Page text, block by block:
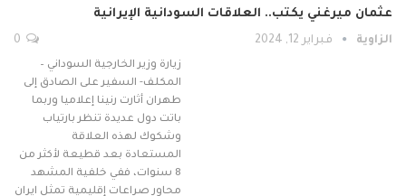
عثمان ميرغني يكتب.. العلاقات السودانية الإيرانية
الزاوية فبراير 12, 2024
زيارة وزير الخارجية السوداني –
المكلف- السفير على الصادق إلى
طهران أثارت رنينا إعلاميا وربما
باتت دول عديدة تنظر بارتياب
وشكوك لهذه العلاقة
المستعادة بعد قطيعة لأكثر من
8 سنوات، ففي خلفية المشهد
محاور صراعات إقليمية تمثل ايران